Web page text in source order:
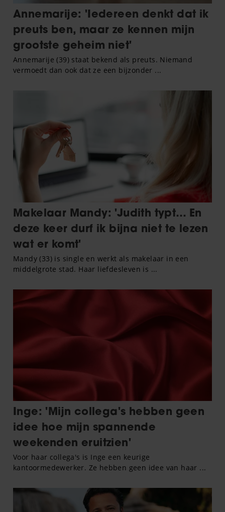
partners voor social media, adverteren en analyse. Deze
partners kunnen deze gegevens combineren met andere
informatie die u aan ze heeft verstrekt of die ze hebben
verzameld op basis van uw gebruik van hun services. U
gaat akkoord met onze cookies als u onze website blijft
gebruiken.